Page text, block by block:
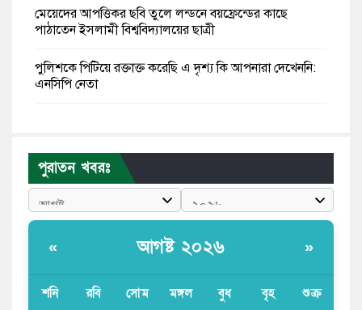
মেয়েদের আপত্তিকর ছবি তুলে লন্ডনে বয়ফ্রেন্ডের কাছে
পাঠাতেন ইসলামী বিশ্ববিদ্যালয়ের ছাত্রী
পুলিশকে পিটিয়ে রক্তাক্ত করেছি এ দৃশ্য কি আপনারা দেখেননি:
এনসিপি নেতা
বাংলাদেশী কর্মীদের আকামা নিয়ে বড় সুখবর দিলো সৌদি
সরকার
ভারতের পূর্ব সীমান্তে এখন ‘আরেকটি পাকিস্তান’ গড়ে উঠেছে:
পুরাতন খবরঃ
« আগষ্ট ২০২৬ »
শনি রবি সোম মঙ্গল বুধ বৃহ শুক্র